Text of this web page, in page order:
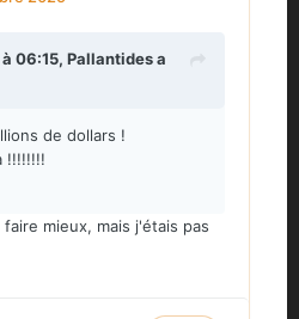
06:15, Pallantidesa
de dollars !
!!!!!!!!
mieux, mais j'étais pas